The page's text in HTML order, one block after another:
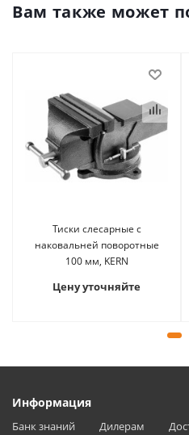
Вам также может
Тиски слесарные с
наковальней поворотные
100 мм, KERN
Цену уточняйте
Информация
Банк знаний Дилерам